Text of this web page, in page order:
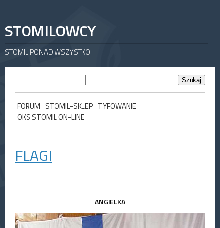
STOMILOWCY
STOMIL PONAD WSZYSTKO!
FORUM STOMIL-SKLEP TYPOWANIE
OKS STOMIL ON-LINE
FLAGI
ANGIELKA